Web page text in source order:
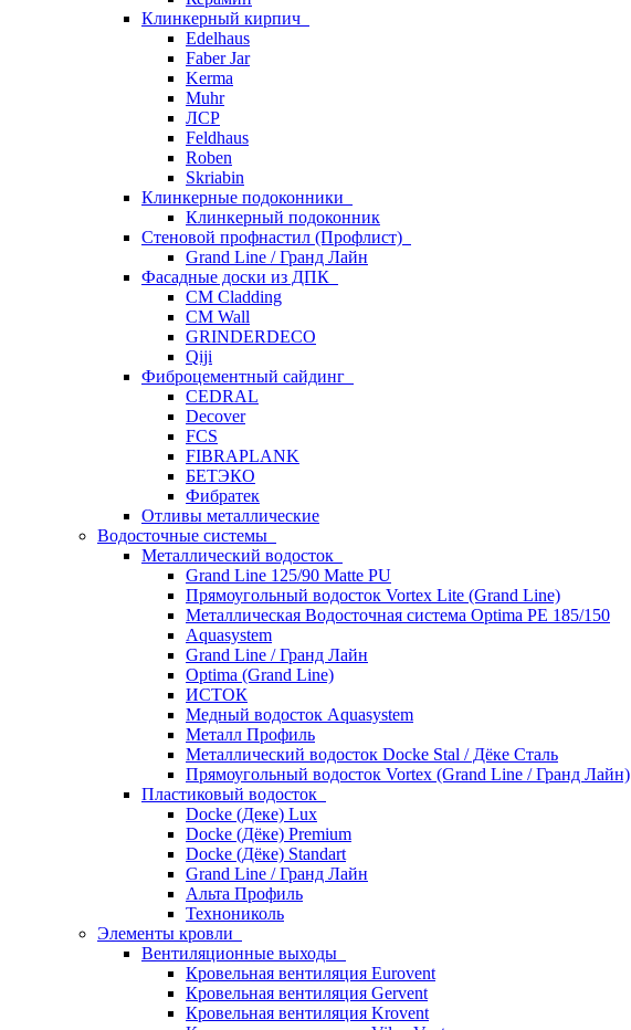
Клинкерный кирпич
Edelhaus
Faber Jar
Kerma
Muhr
ЛСР
Feldhaus
Roben
Skriabin
Клинкерные подоконники
Клинкерный подоконник
Стеновой профнастил (Профлист)
Grand Line / Гранд Лайн
Фасадные доски из ДПК
CM Cladding
CM Wall
GRINDERDECO
Qiji
Фиброцементный сайдинг
CEDRAL
Decover
FCS
FIBRAPLANK
БЕТЭКО
Фибратек
Отливы металлические
Водосточные системы
Металлический водосток
Grand Line 125/90 Matte PU
Прямоугольный водосток Vortex Lite (Grand Line)
Металлическая Водосточная система Optima PE 185/150
Aquasystem
Grand Line / Гранд Лайн
Optima (Grand Line)
ИСТОК
Медный водосток Aquasystem
Металл Профиль
Металлический водосток Docke Stal / Дёке Сталь
Прямоугольный водосток Vortex (Grand Line / Гранд Лайн)
Пластиковый водосток
Docke (Деке) Lux
Docke (Дёке) Premium
Docke (Дёке) Standart
Grand Line / Гранд Лайн
Альта Профиль
Технониколь
Элементы кровли
Вентиляционные выходы
Кровельная вентиляция Eurovent
Кровельная вентиляция Gervent
Кровельная вентиляция Krovent